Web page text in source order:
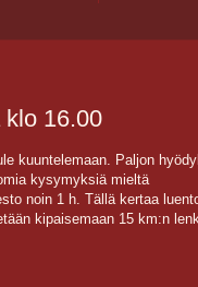
klo 16.00
kuuntelemaan. Paljon
kysymyksiä mieltä
noin 1 h. Tällä kertaa
kipaisemaan 15 km:n